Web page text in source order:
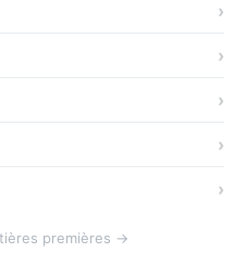
premières →